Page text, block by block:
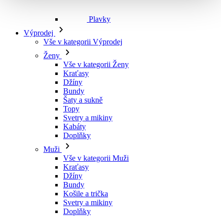
Plavky
Výprodej
Vše v kategorii Výprodej
Ženy
Vše v kategorii Ženy
Kraťasy
Džíny
Bundy
Šaty a sukně
Topy
Svetry a mikiny
Kabáty
Doplňky
Muži
Vše v kategorii Muži
Kraťasy
Džíny
Bundy
Košile a trička
Svetry a mikiny
Doplňky